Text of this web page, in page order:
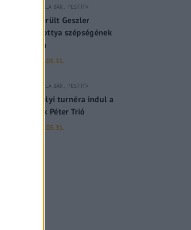
GERILLA BÁR PESTITV
Kiderült Geszler
Dorottya szépségének
titka
2022.05.31.
GERILLA BÁR PESTITV
Erdélyi turnéra indul a
Sárik Péter Trió
2022.05.31.